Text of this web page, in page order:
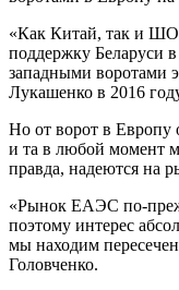
«Как Китай, так и
поддержку Беларуси
западными воротами
Лукашенко в 2016
Но от ворот в Европу
и та в любой момент
правда, надеются на
«Рынок ЕАЭС по-
поэтому интерес
мы находим
Головченко.